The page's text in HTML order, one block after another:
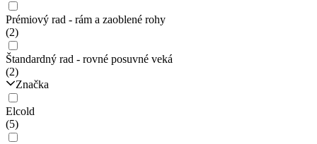
Prémiový rad - rám a zaoblené rohy
(2)
Štandardný rad - rovné posuvné veká
(2)
Značka
Elcold
(5)